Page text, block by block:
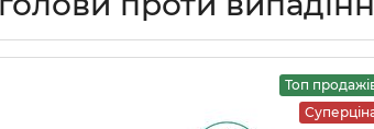
Топ